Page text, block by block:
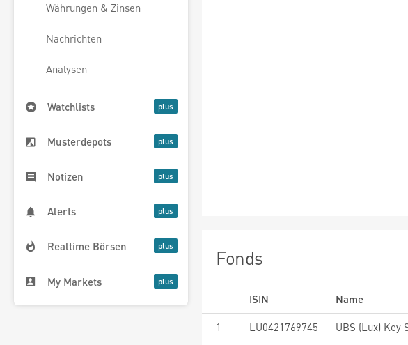
Währungen & Zinsen
Nachrichten
Analysen
Watchlists
Musterdepots
Notizen
Alerts
Realtime Börsen
My Markets
Fonds
ISIN Name
1
LU0421769745